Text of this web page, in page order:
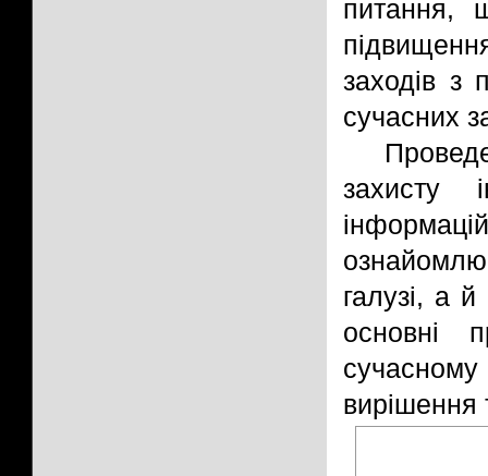
питання,
заходів з
сучасних
захисту
галузі, а
основні
вирішення